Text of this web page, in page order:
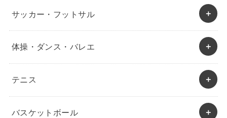
サッカー・フットサル
体操・ダンス・バレエ
テニス
バスケットボール